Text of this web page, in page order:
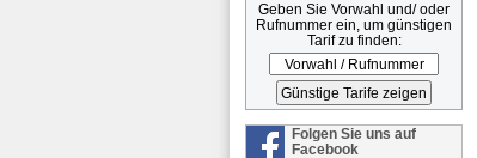
Geben Sie Vorwahl und/ oder
Rufnummer ein, um günstigen
Tarif zu finden:
Folgen Sie uns auf
Facebook